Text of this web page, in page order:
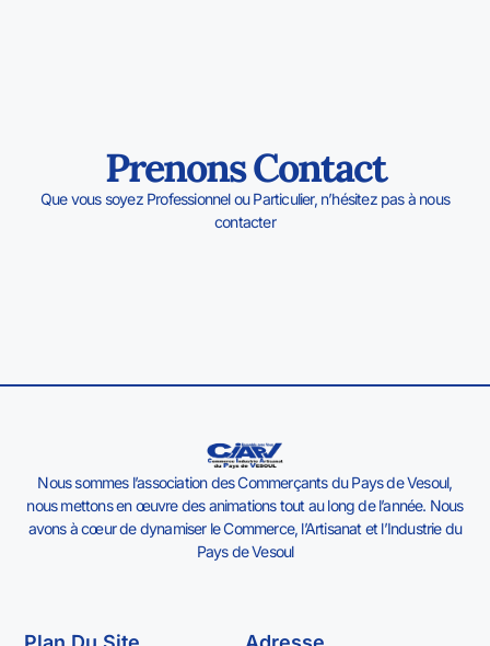
Prenons Contact
Que vous soyez Professionnel ou Particulier, n’hésitez pas à nous
contacter
Nous sommes l’association des Commerçants du Pays de Vesoul,
nous mettons en œuvre des animations tout au long de l’année. Nous
avons à cœur de dynamiser le Commerce, l’Artisanat et l’Industrie du
Pays de Vesoul